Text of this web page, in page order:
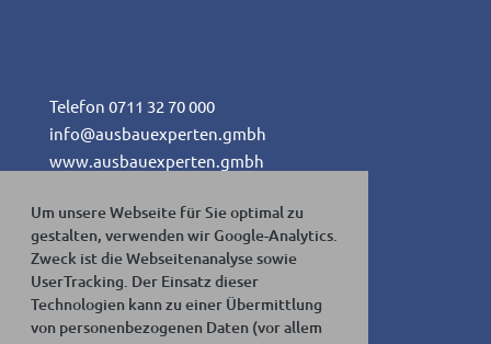
Um unsere Webseite für Sie optimal zu
gestalten, verwenden wir Google-Analytics.
Zweck ist die Webseitenanalyse sowie
UserTracking. Der Einsatz dieser
Technologien kann zu einer Übermittlung
von personenbezogenen Daten (vor allem
Telefon 0711 32 70 000
info@ausbauexperten.gmbh
www.ausbauexperten.gmbh
Impressum
Datenschutz
Haftungsausschluss